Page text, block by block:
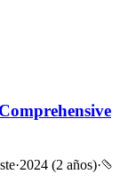
·2024 (2 años)·